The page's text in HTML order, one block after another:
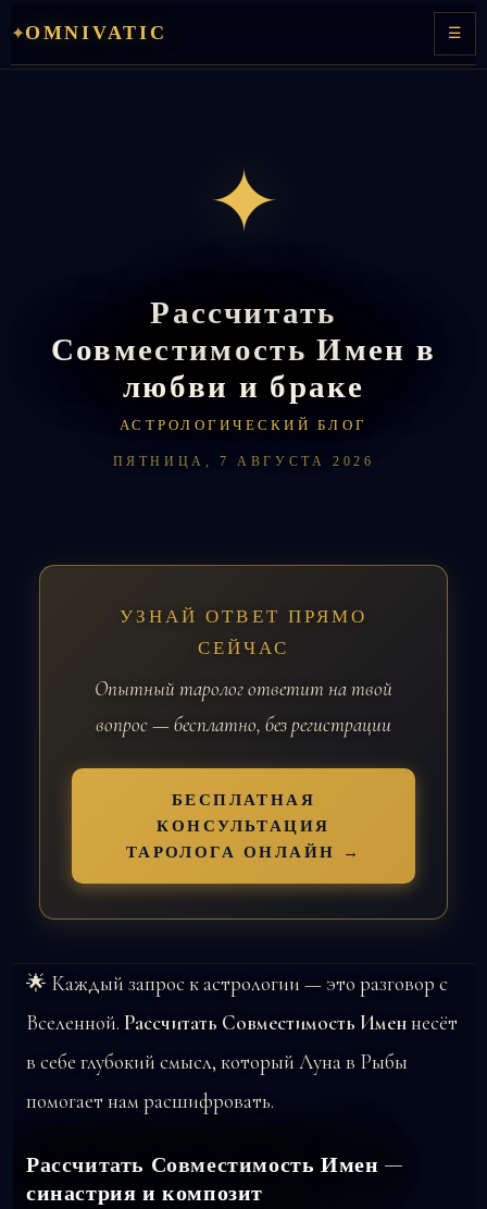
содержимому
✦OMNIVATIC ☰
✦
Рассчитать
Совместимость Имен в
любви и браке
АСТРОЛОГИЧЕСКИЙ БЛОГ
ПЯТНИЦА, 7 АВГУСТА 2026
УЗНАЙ ОТВЕТ ПРЯМО
СЕЙЧАС
Опытный таролог ответит на твой
вопрос — бесплатно, без регистрации
БЕСПЛАТНАЯ
КОНСУЛЬТАЦИЯ
ТАРОЛОГА ОНЛАЙН →
🌟 Каждый запрос к астрологии — это разговор с
Вселенной. Рассчитать Совместимость Именнесёт
в себе глубокий смысл, который Луна в Рыбы
помогает нам расшифровать.
Рассчитать Совместимость Имен —
синастрия и композит